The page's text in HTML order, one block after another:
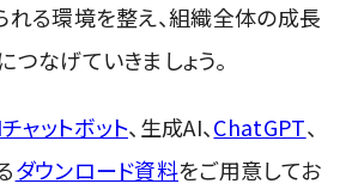
れる環境を整え、組織全体の成長
なげていきましょう。
ャットボット、生成AI、ChatGPT、
ダウンロード資料をご用意してお